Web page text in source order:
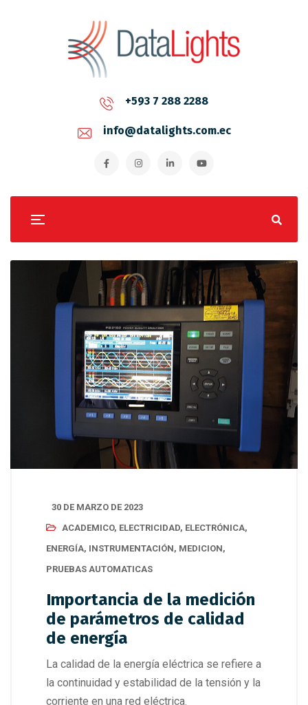
+593 7 288 2288
info@datalights.com.ec
30 DE MARZO DE 2023
ACADEMICO, ELECTRICIDAD, ELECTRÓNICA,
ENERGÍA, INSTRUMENTACIÓN, MEDICION,
PRUEBAS AUTOMATICAS
Importancia de la medición
de parámetros de calidad
de energía
La calidad de la energía eléctrica se refiere a
la continuidad y estabilidad de la tensión y la
corriente en una red eléctrica.